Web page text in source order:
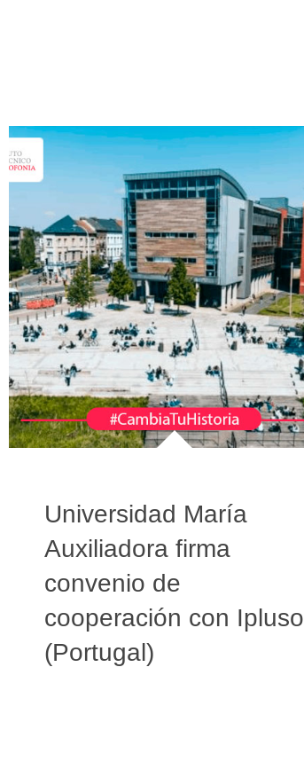
Universidad María
Auxiliadora firma
convenio de
cooperación con Ipluso
(Portugal)